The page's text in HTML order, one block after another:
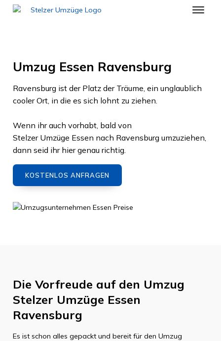
Umzug Essen Ravensburg
Ravensburgist der Platz der Träume, ein unglaublich
cooler Ort, in die es sich lohnt zu ziehen.
Wenn ihr auch vorhabt, bald von
Stelzer Umzüge Essen nach Ravensburgumzuziehen,
dann seid ihr hier genau richtig.
KOSTENLOS ANFRAGEN
Die Vorfreude auf den Umzug
Stelzer Umzüge Essen
Ravensburg
Es ist schon alles gepackt und bereit für den Umzug